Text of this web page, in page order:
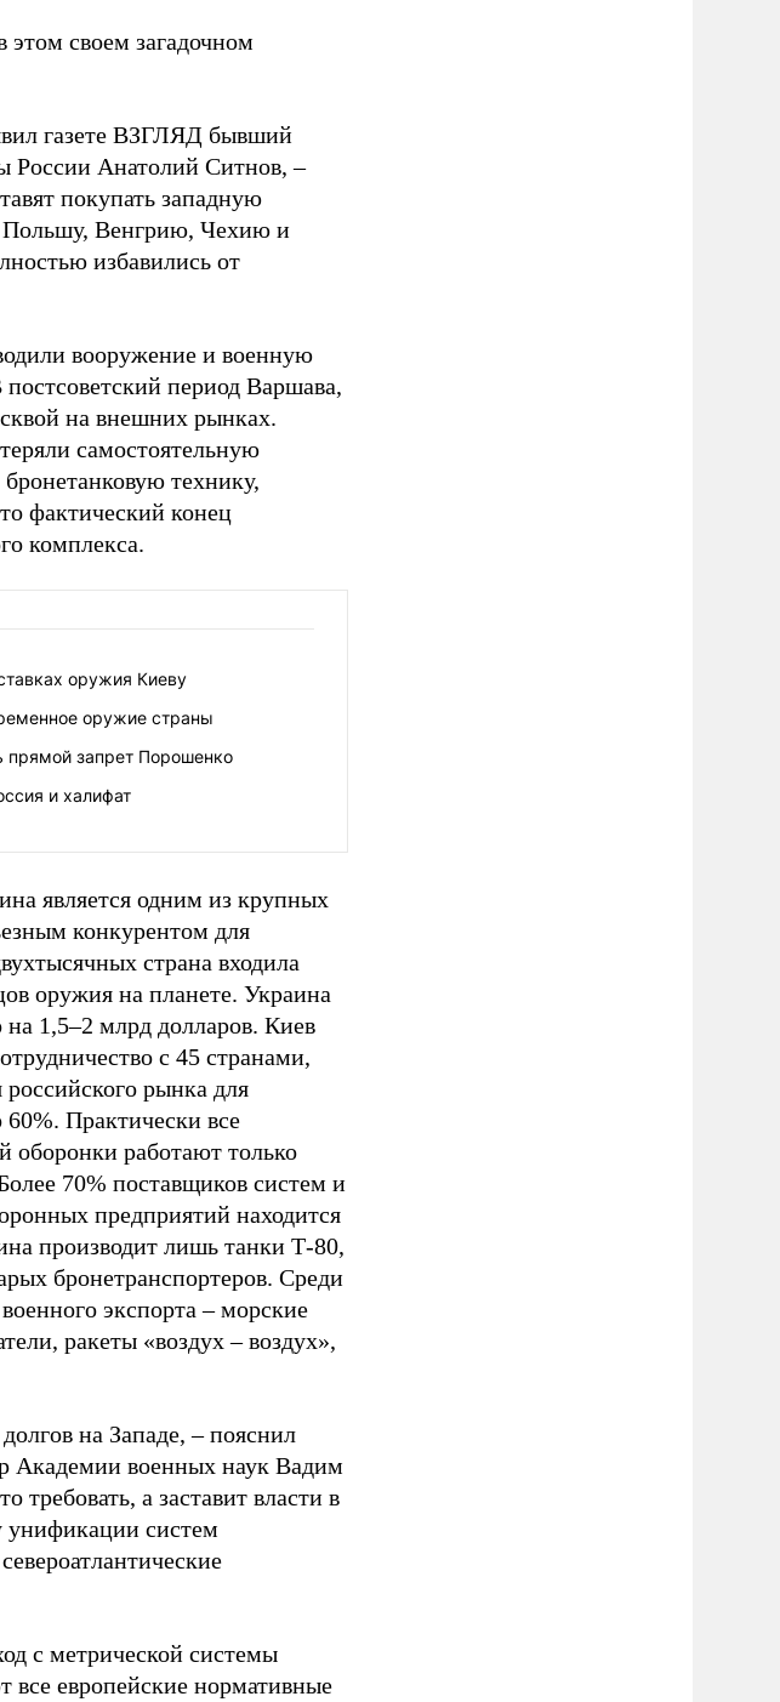
своем загадочном
газете ВЗГЛЯД бывший
России Анатолий Ситнов,–
покупать западную
Польшу, Венгрию, Чехию и
избавились от
вооружение и военную
период Варшава,
на внешних рынках.
самостоятельную
технику,
фактический конец
комплекса.
оружия Киеву
оружие страны
прямой запрет Порошенко
и халифат
является одним из крупных
конкурентом для
страна входила
оружия на планете. Украина
на 1,5–2 млрд долларов. Киев
с 45 странами,
рынка для
60%. Практически все
оборонки работают только
70% поставщиков систем и
предприятий находится
производит лишь танки Т-80,
бронетранспортеров. Среди
экспорта–морские
ракеты «воздух–воздух»,
на Западе,–пояснил
Академии военных наук Вадим
требовать, а заставит власти в
унификации систем
с метрической системы
европейские нормативные